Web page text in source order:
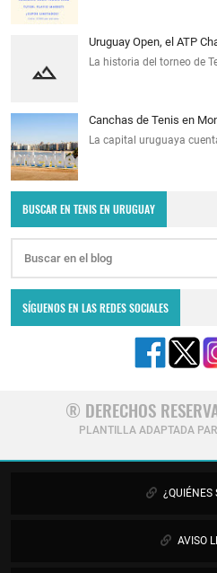
Uruguay Open, el ATP
La historia del torneo de
Canchas de Tenis en
La capital uruguaya
BUSCAR EN TENIS EN URUGUAY
SÍGUENOS EN LAS REDES SOCIALES
® DERECHOS
PLANTILLA ADAPTADA
¿QUIÉNES
AVISO